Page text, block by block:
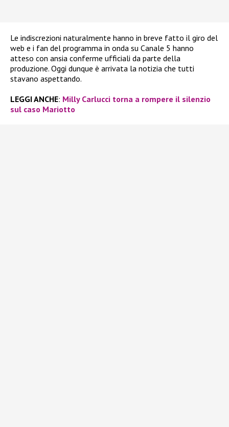
Le indiscrezioni naturalmente hanno in breve fatto il giro del
web e i fan del programma in onda su Canale 5 hanno
atteso con ansia conferme ufficiali da parte della
produzione. Oggi dunque è arrivata la notizia che tutti
stavano aspettando.
LEGGI ANCHE: Milly Carlucci torna a rompere il silenzio
sul caso Mariotto